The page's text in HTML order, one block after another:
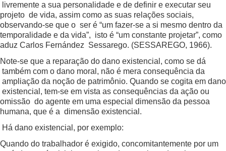
livremente a sua personalidade e de definir e executar seu
projeto de vida, assim como as suas relações sociais,
observando-se que o ser é “um fazer-se a si mesmo dentro da
temporalidade e da vida”, isto é “um constante projetar”, como
aduz Carlos Fernández Sessarego. (SESSAREGO, 1966).
Note-se que a reparação do dano existencial, como se dá
também com o dano moral, não é mera consequência da
ampliação da noção de patrimônio. Quando se cogita em dano
existencial, tem-se em vista as consequências da ação ou
omissão do agente em uma especial dimensão da pessoa
humana, que é a dimensão existencial.
Há dano existencial, por exemplo:
Quando do trabalhador é exigido, concomitantemente por um